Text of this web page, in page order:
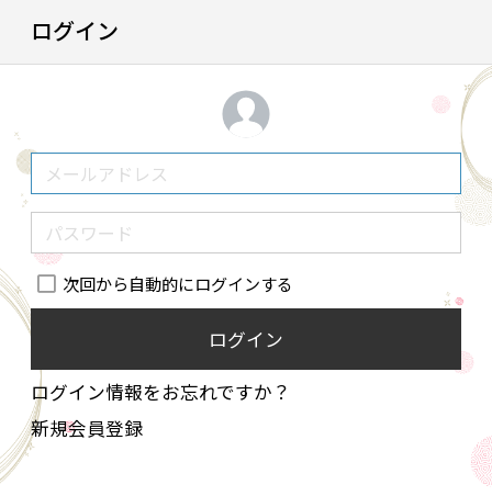
ログイン
次回から自動的にログインする
ログイン
ログイン情報をお忘れですか？
新規会員登録